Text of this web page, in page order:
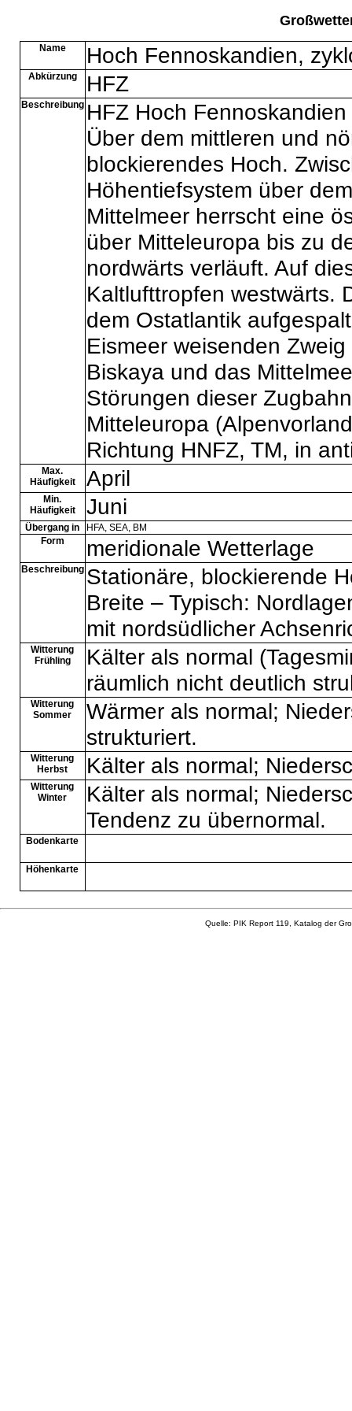
Name Hoch Fennoskandien,
Abkürzung HFZ
Beschreibung HFZ Hoch
Über dem mittleren und
blockierendes Hoch.
Höhentiefsystem über
Mittelmeer herrscht eine
über Mitteleuropa bis zu
nordwärts verläuft. Auf
Kaltlufttropfen westwärts.
dem Ostatlantik
Eismeer weisenden
Biskaya und das
Störungen dieser
Mitteleuropa
Richtung HNFZ, TM, in
Max.
Häufigkeit
April
Min.
Häufigkeit
Juni
Übergang in HFA, SEA, BM
Form
meridionale Wetterlage
Beschreibung Stationäre, blockierende
Breite – Typisch:
mit nordsüdlicher
Witterung
Frühling
Kälter als normal
räumlich nicht deutlich
Witterung
Sommer
Wärmer als normal;
strukturiert.
Witterung
Herbst
Kälter als normal;
Witterung
Winter
Kälter als normal;
Tendenz zu übernormal.
Bodenkarte
Höhenkarte
Quelle: PIK Report 119, Katalog der